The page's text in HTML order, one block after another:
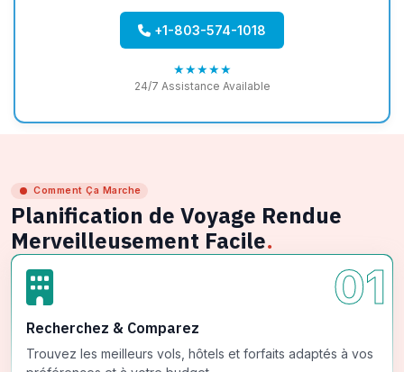
+1-803-574-1018
★★★★★
24/7 Assistance Available
Comment Ça Marche
Planification de Voyage Rendue
Merveilleusement Facile.
01
Recherchez & Comparez
Trouvez les meilleurs vols, hôtels et forfaits adaptés à vos